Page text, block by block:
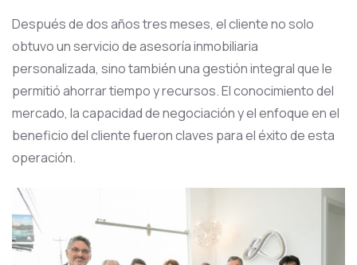
Después de dos años tres meses, el cliente no solo
obtuvo un servicio de asesoría inmobiliaria
personalizada, sino también una gestión integral que le
permitió ahorrar tiempo y recursos. El conocimiento del
mercado, la capacidad de negociación y el enfoque en el
beneficio del cliente fueron claves para el éxito de esta
operación.